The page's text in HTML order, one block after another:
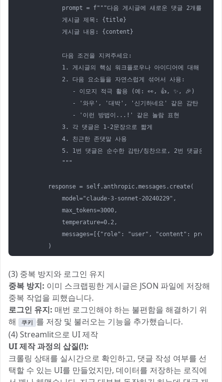
prompt = f"""다음 게시글에 새로운 댓글 2개를 생성
            게시글 제목: {title}
            게시글 내용: {content}
            다음 조건을 지켜주세요:
1. 게시글의 핵심 워크플로우나 아이디어에 대해 놀라움
            2. 다음 요소들을 자연스럽게 섞어서 사용:
               - 이모지 적극 활용 (예: 👀, 👍, ✨, 🎉)
               - '와우', '대박', '신기하네요' 같은 감탄 표현
               - '이런 방법이...!' 같은 놀람 표현
            3. 각 댓글은 1-2문장으로 짧게
            4. 친근한 존댓말 사용
5. 1번 댓글은 순수한 감탄/칭찬으로, 2번 댓글은 감탄
            """
        response = self.anthropic.messages.create(
            model="claude-3-sonnet-20240229",
            max_tokens=3000,
            temperature=0.2,
            messages=[{"role": "user", "content": prompt}]
        )
(3) 중복 방지와 로그인 유지
중복 방지: 이미 스크랩핑한 게시글은 JSON 파일에 저장해
중복 작업을 피했습니다.
로그인 유지: 매번 로그인해야 하는 불편함을 해결하기 위
해
쿠키
를 저장 및 불러오는 기능을 추가했습니다.
(4) Streamlit으로 UI 제작
UI 제작 과정의 삽질(!):
크롤링 상태를 실시간으로 확인하고, 댓글 작성 여부를 선
택할 수 있는 UI를 만들었지만, 데이터를 저장하는 로직에